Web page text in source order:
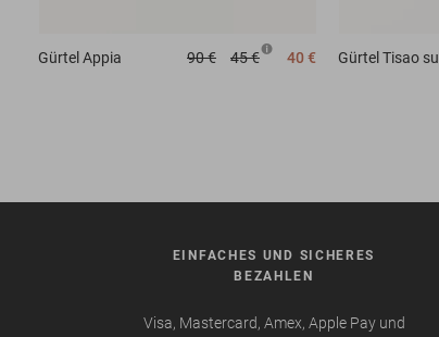
Gürtel Appia 90 € 45 € 40 € Gürtel Tisao su
EINFACHES UND SICHERES
BEZAHLEN
Visa, Mastercard, Amex, Apple Pay und